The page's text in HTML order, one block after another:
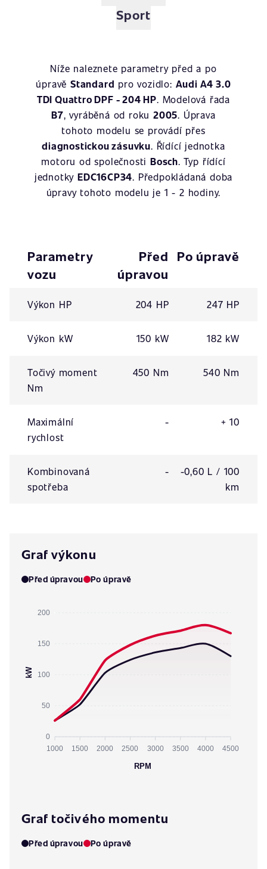
Sport
Níže naleznete parametry před a po
úpravěStandard pro vozidlo: Audi A4 3.0
TDI Quattro DPF - 204 HP. Modelová řada
B7, vyráběná od roku2005. Úprava
tohoto modelu se provádí přes
diagnostickou zásuvku. Řídící jednotka
motoru od společnosti Bosch. Typ řídící
jednotky EDC16CP34. Předpokládaná doba
úpravy tohoto modelu je 1 - 2 hodiny.
Parametry
vozu
Před
úpravou
Po úpravě
Výkon HP 204 HP 247 HP
Výkon kW 150 kW 182 kW
Točivý moment
Nm
450 Nm 540 Nm
Maximální
rychlost
- + 10
Kombinovaná
spotřeba
-
-0,60 L / 100
km
Graf výkonu
Před úpravou Po úpravě
200
150
100
50
0
kW
1000 1500 2000 2500 3000 3500 4000 4500
RPM
Graf točivého momentu
Před úpravou Po úpravě